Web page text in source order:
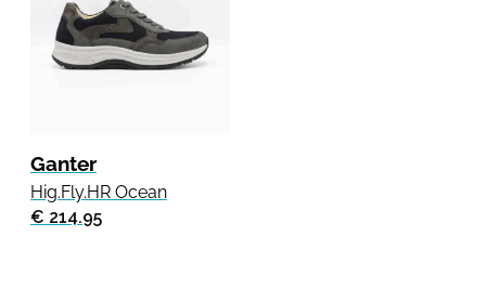
Ganter
Hig.Fly.HR Ocean
€ 214.95